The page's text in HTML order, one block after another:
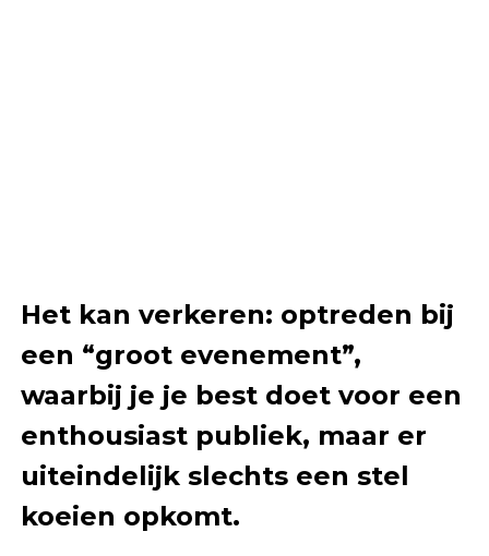
Het kan verkeren: optreden bij
een “groot evenement”,
waarbij je je best doet voor een
enthousiast publiek, maar er
uiteindelijk slechts een stel
koeien opkomt.